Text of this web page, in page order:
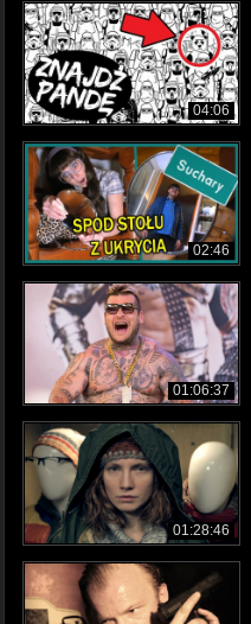
04:06
02:46
01:06:37
01:28:46